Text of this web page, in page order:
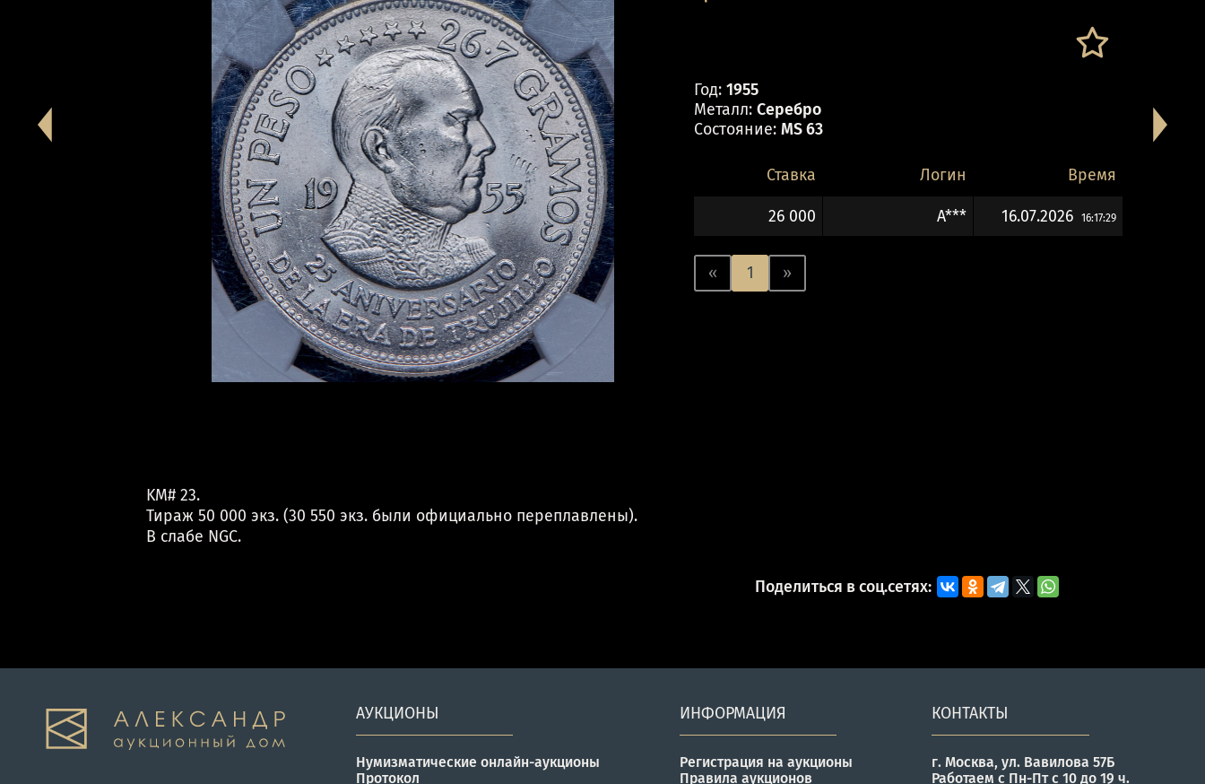
Год: 1955
Металл: Серебро
Состояние: MS 63
Ставка Логин Время
26 000 A*** 16.07.2026 16:17:29
« 1 »
KM# 23.
Тираж 50 000 экз. (30 550 экз. были официально переплавлены).
В слабе NGC.
Поделиться в соц.сетях:
АУКЦИОНЫ
Нумизматические онлайн-аукционы
Протокол
ИНФОРМАЦИЯ
Регистрация на аукционы
Правила аукционов
КОНТАКТЫ
г. Москва, ул. Вавилова 57Б
Работаем с Пн-Пт с 10 до 19 ч.